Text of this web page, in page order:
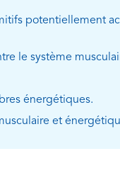
potentiellement
le système
énergétiques.
et